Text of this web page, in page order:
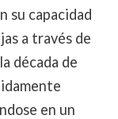
su capacidad
a través de
década de
en un